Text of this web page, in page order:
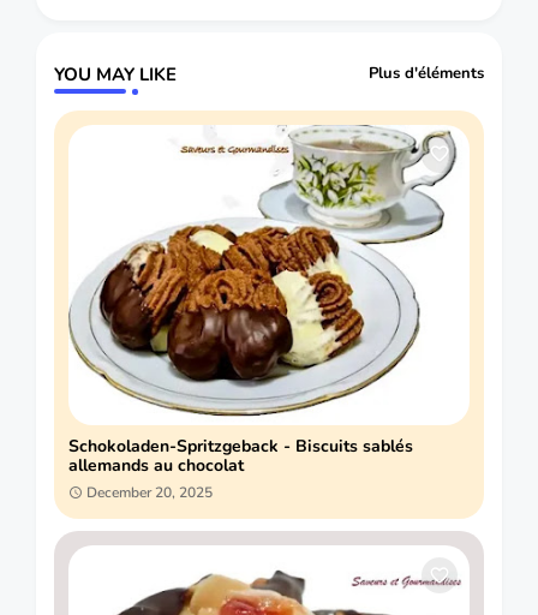
YOU MAY LIKE Plus d'éléments
Schokoladen-Spritzgeback - Biscuits sablés
allemands au chocolat
December 20, 2025